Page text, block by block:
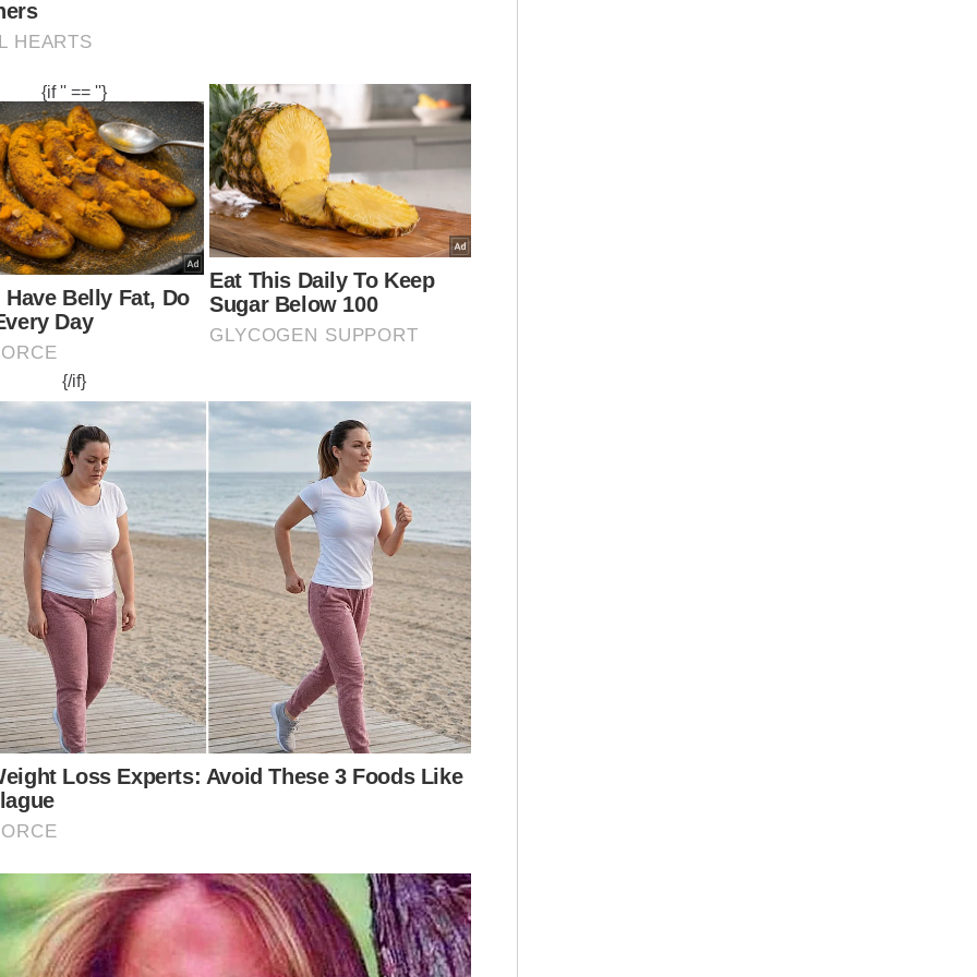
Artikel Disyorkan
Trend
17 Sep 2019 10:30am
OMNI terbukti penuhi keperluan
maya
ByARZIANA MOHMAD AZAMAN
12 Sep 2019 03:00pm
Trend
Casing edisi khas Athisha paling
nipis di dunia
ByARZIANA MOHMAD AZAMAN
12 Sep 2019 02:00pm
memasak? Ini pula kata Alif dan
Cef Nik Michael
ByARZIANA MOHMAD AZAMAN
12 Sep 2019 12:00pm